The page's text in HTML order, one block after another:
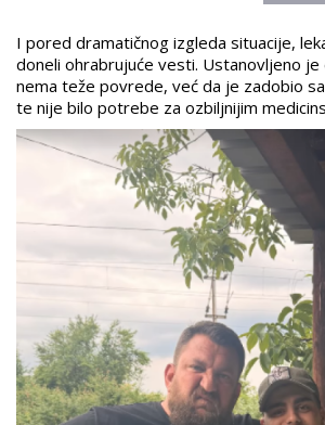
I pored dramatičnog izgleda situacije,
doneli ohrabrujuće vesti. Ustanovljeno je
nema teže povrede, već da je zadobio
te nije bilo potrebe za ozbiljnijim